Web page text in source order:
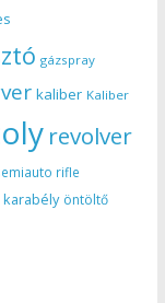
gázspray
kaliber Kaliber
revolver
rifle
öntöltő